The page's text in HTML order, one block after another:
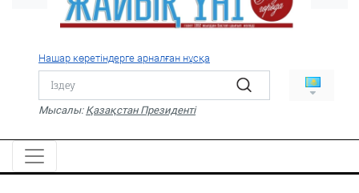
Дені сау ұлт
Спорт
Жалын
PDF
Нашар көретіндерге арналған нұсқа
Мысалы: Қазақстан Президенті